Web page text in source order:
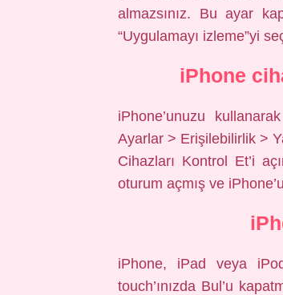
almazsınız. Bu ayar
“Uygulamayı izleme”yi
iPhone
iPhone’unuzu
Ayarlar > Erişilebilirlik >
Cihazları Kontrol Et’i
oturum açmış ve
iPhone, iPad veya
touch’ınızda Bul’u